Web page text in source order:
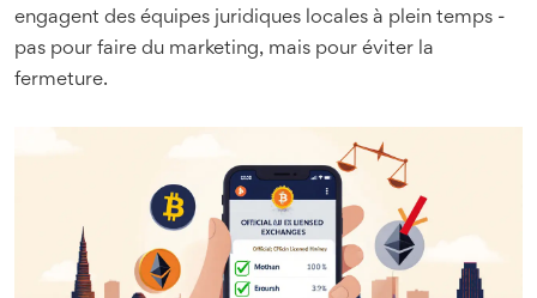
engagent des équipes juridiques locales à plein temps -
pas pour faire du marketing, mais pour éviter la
fermeture.